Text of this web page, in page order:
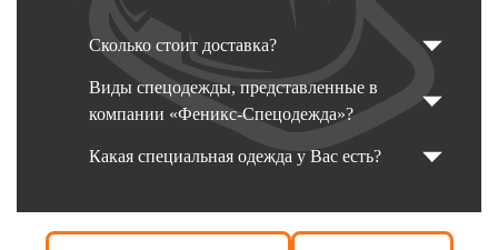
Сколько стоит доставка?
Виды спецодежды, представленные в
компании «Феникс-Спецодежда»?
Какая специальная одежда у Вас есть?